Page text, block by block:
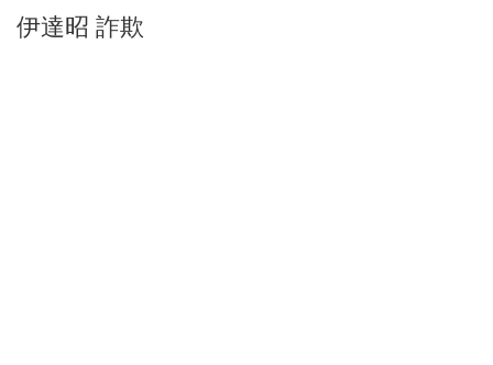
伊達昭 詐欺